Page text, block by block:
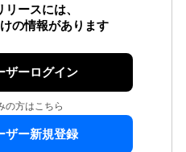
ースには、
の情報があります
ザーログイン
の方はこちら
ザー新規登録